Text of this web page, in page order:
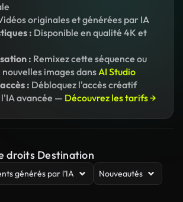
originales et générées par IA
: Disponible en qualité 4K et
: Remixez cette séquence ou
images dansAI Studio
: Débloquez l'accès créatif
avancée — Découvrez les tarifs →
droits Destination
générés par l’IA Nouveautés